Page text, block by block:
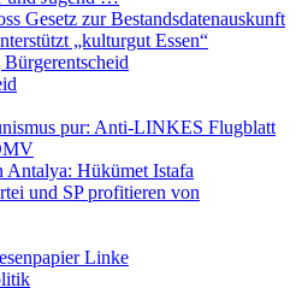
Gesetz zur Bestandsdatenauskunft
„kulturgut Essen“
pur: Anti-LINKES Flugblatt
Antalya: Hükümet Istafa
und SP profitieren von
Linke